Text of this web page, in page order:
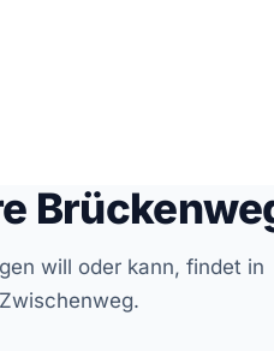
will oder kann, findet in